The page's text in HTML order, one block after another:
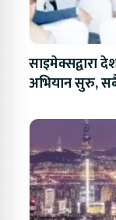
साइमेक्सद्वारा
अभियान सुरु,